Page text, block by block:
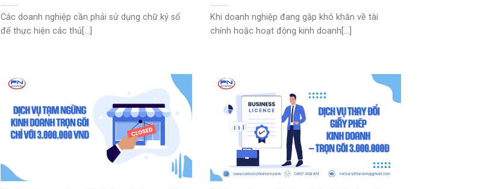
Các doanh nghiệp cần phải sử dụng chữ ký số
để thực hiện các thủ[...]
Khi doanh nghiệp đang gặp khó khăn về tài
chính hoặc hoạt động kinh doanh[...]